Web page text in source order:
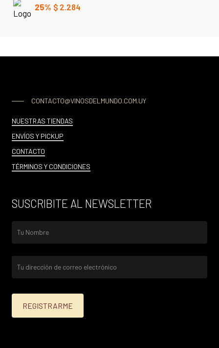
25% $ 2.284
CONTACTO@VINOSDELMUNDO.COM.UY
NUESTRAS TIENDAS
ENVÍOS Y PICKUP
CONTACTO
TÉRMINOS Y CONDICIONES
SUSCRIBITE AL NEWSLETTER